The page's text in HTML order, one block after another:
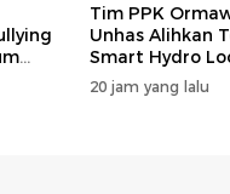
Tim PPK
Unhas Alihkan
Smart Hydro
Teknisi Desa
Pertanian
20 jam yang lalu